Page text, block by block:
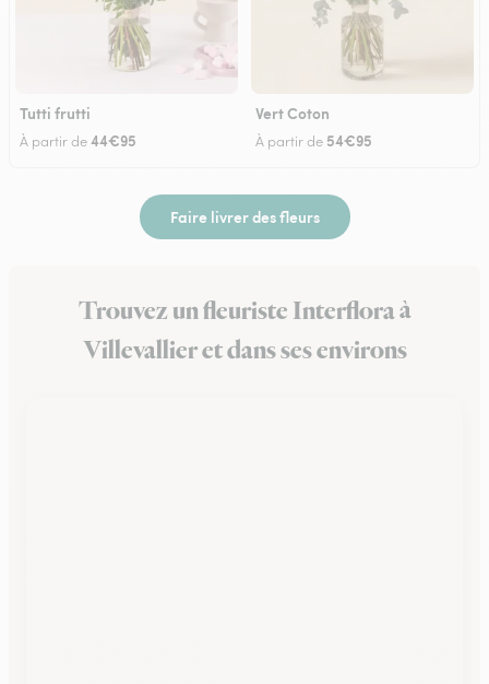
Tutti frutti
À partir de44€95
Vert Coton
À partir de 54€95
Faire livrer des fleurs
Trouvez un fleuriste Interflora à
Villevallier et dans ses environs